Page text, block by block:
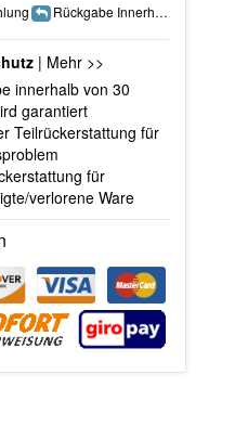
Rückgabe Innerhalb 15 Tage
| Mehr >>
innerhalb von 30
garantiert
Teilrückerstattung für
für
verlorene Ware